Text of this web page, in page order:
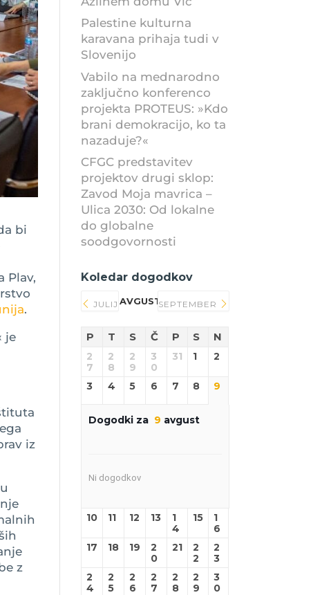
bi
Plav,
.
je
iz
z
Palestine kulturna
karavana prihaja tudi v
Slovenijo
Vabilo na mednarodno
zaključno konferenco
projekta PROTEUS: »Kdo
brani demokracijo, ko ta
nazaduje?«
CFGC predstavitev
projektov drugi sklop:
Zavod Moja mavrica –
Ulica 2030: Od lokalne
do globalne
soodgovornosti
Koledar dogodkov
JULIJ AVGUST 2026
SEPTEMBER
P T S Č P S N
2
7
2
8
2
9
3
0
31 1 2
3 4 5 6 7 8 9
Dogodki za 9 avgust
Ni dogodkov
10 11 12 13
1
4
15
1
6
17
18 19
2
0
21
2
2
2
3
2
4
2
5
2
6
2
7
2
8
2
9
3
0